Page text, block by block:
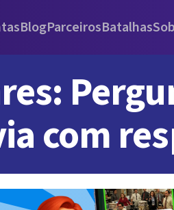
BlogParceirosBatalhas
com